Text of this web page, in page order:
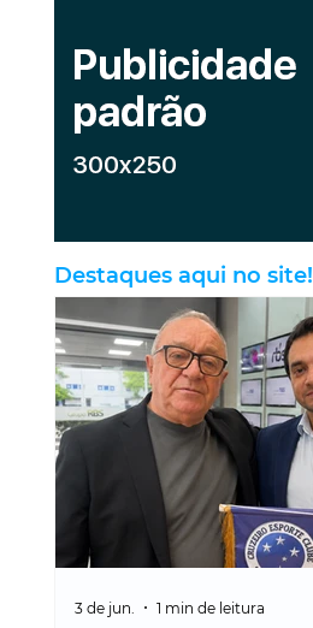
Destaques aqui no site!
3 de jun. 1 min de leitura